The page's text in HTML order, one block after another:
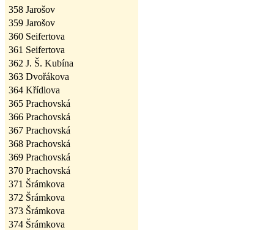
358 Jarošov
359 Jarošov
360 Seifertova
361 Seifertova
362 J. Š. Kubína
363 Dvořákova
364 Křídlova
365 Prachovská
366 Prachovská
367 Prachovská
368 Prachovská
369 Prachovská
370 Prachovská
371 Šrámkova
372 Šrámkova
373 Šrámkova
374 Šrámkova